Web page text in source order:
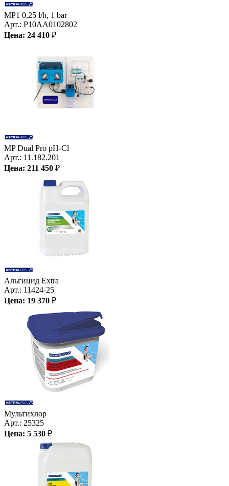
MP1 0,25 l/h, 1 bar
Арт.: P10AA0102802
Цена: 24 410 ₽
MP Dual Pro pH-Cl
Арт.: 11.182.201
Цена: 211 450 ₽
Альгицид Extra
Арт.: 11424-25
Цена: 19 370 ₽
Мультихлор
Арт.: 25325
Цена: 5 530 ₽